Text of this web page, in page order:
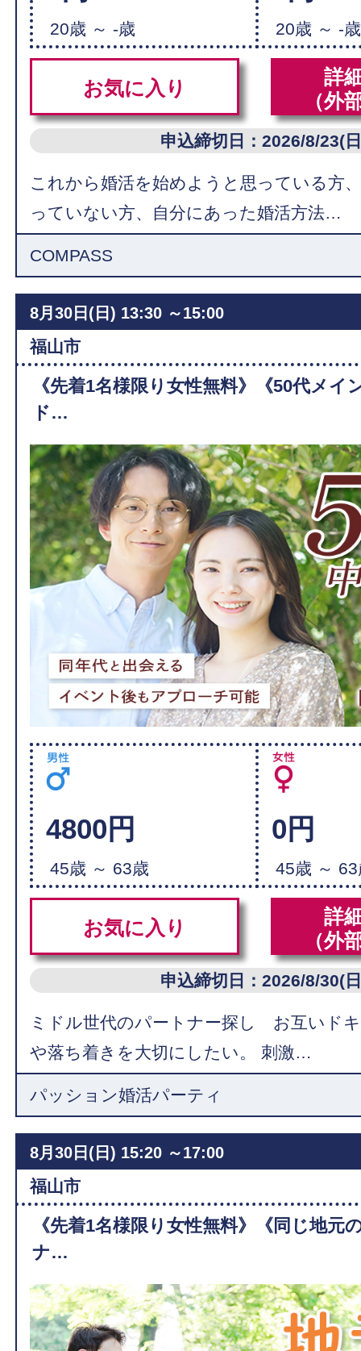
20歳 ～ -歳 20歳 ～ -歳
お気に入り
詳
（外
申込締切日：2026/8/23(
これから婚活を始めようと思っている方
っていない方、自分にあった婚活方法…
COMPASS
8月30日(日) 13:30 ～15:00
福山市
《先着1名様限り女性無料》《50代メイ
ド…
4800円
45歳 ～ 63歳
0円
45歳 ～
お気に入り
詳
（外
申込締切日：2026/8/30(
ミドル世代のパートナー探し お互いド
や落ち着きを大切にしたい。 刺激…
パッション婚活パーティ
8月30日(日) 15:20 ～17:00
福山市
《先着1名様限り女性無料》《同じ地元
ナ…